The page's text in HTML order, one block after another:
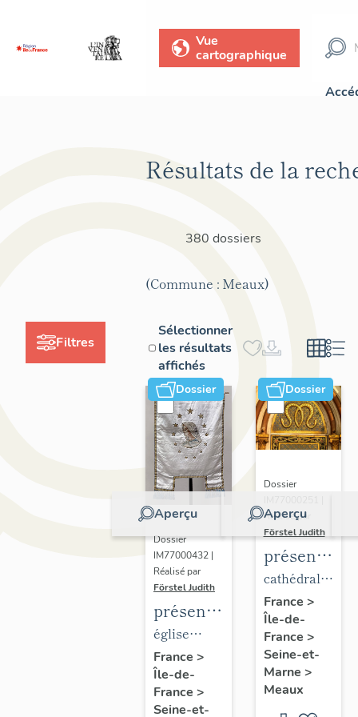
Vue
cartographique
Filtres
Résultats de la
380 dossiers
(Commune : Meaux)
Sélectionner
les résultats
affichés
Dossier
Aperçu
Dossier
IM77000432 |
Réalisé par
Förstel Judith
présentation
du
mobilier
de
l'église
église
paroissiale
Notre-
Dame du
France >
Île-de-
France >
Seine-et-
Dossier
Aperçu
Dossier
Réalisé par
Förstel Judith
du
mobilier
de la
cathédrale
de
Meaux
cathédrale
Saint-
Etienne
France >
Île-de-
France >
Seine-et-
Marne >
Meaux